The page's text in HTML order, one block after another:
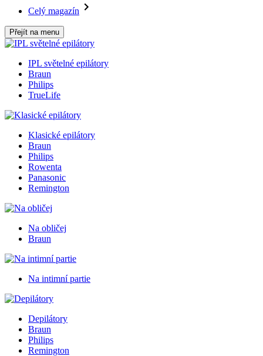
Celý magazín
Přejít na menu
IPL světelné epilátory
Braun
Philips
TrueLife
Klasické epilátory
Braun
Philips
Rowenta
Panasonic
Remington
Na obličej
Braun
Na intimní partie
Depilátory
Braun
Philips
Remington